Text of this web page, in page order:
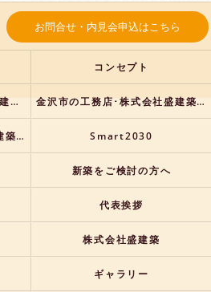
お問合せ・内見会申込はこちら
コンセプト
金沢市の工務店・株式会社盛建築の口コミ情報 金沢市の工務店･株式会社盛建築の評判
金沢市の工務店･株式会社盛建築のお客様の声 Smart2030
新築をご検討の方へ
代表挨拶
株式会社盛建築
ギャラリー